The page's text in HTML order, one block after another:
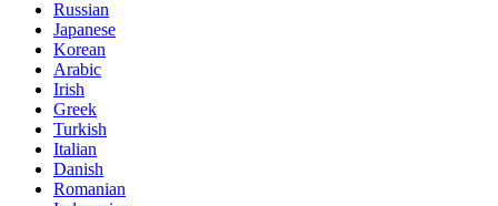
Russian
Japanese
Korean
Arabic
Irish
Greek
Turkish
Italian
Danish
Romanian